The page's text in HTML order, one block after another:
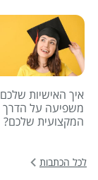
איך האישיות שלכם
משפיעה על הדרך
המקצועית שלכם?
לכל הכתבות